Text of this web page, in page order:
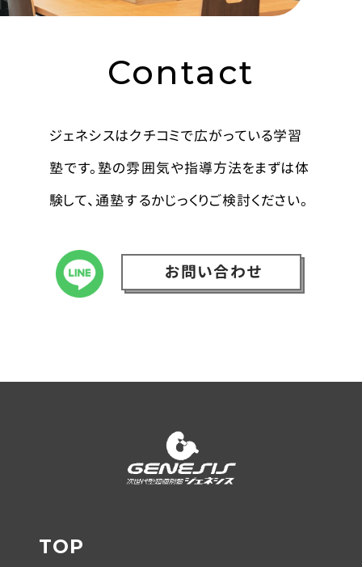
Contact
ジェネシスはクチコミで広がっている学習
塾です。塾の雰囲気や指導方法をまずは体
験して、通塾するかじっくりご検討ください。
お問い合わせ
TOP